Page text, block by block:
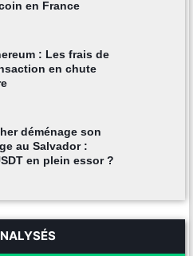
en France
: Les frais de
en chute
déménage son
au Salvador :
en plein essor ?